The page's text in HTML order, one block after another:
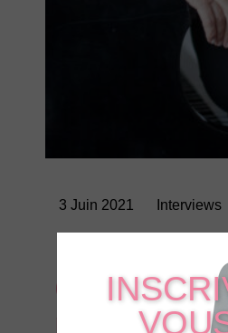
3 Juin 2021 Interviews
Béatrice
modèle